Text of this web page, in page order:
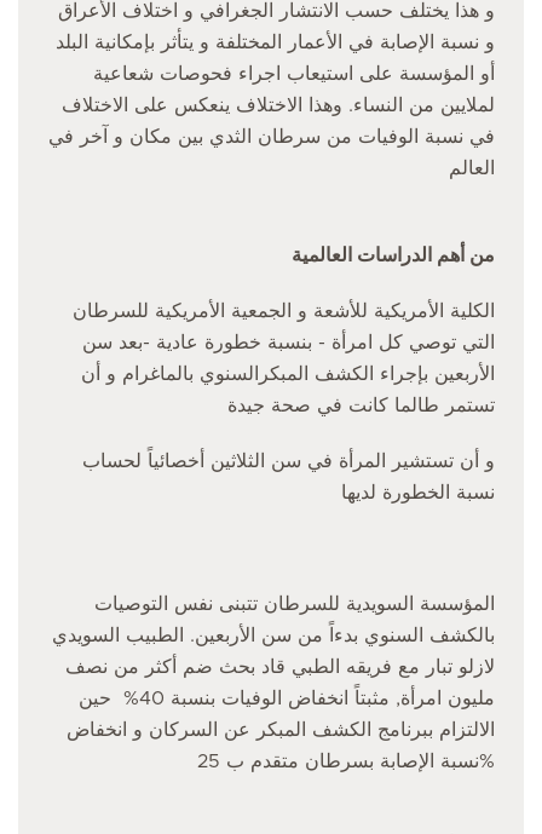
و هذا يختلف حسب الانتشار الجغرافي و اختلاف الأعراق
و نسبة الإصابة في الأعمار المختلفة و يتأثر بإمكانية البلد
أو المؤسسة على استيعاب اجراء فحوصات شعاعية
لملايين من النساء. وهذا الاختلاف ينعكس على الاختلاف
في نسبة الوفيات من سرطان الثدي بين مكان و آخر في
العالم
من أهم الدراسات العالمية
الكلية الأمريكية للأشعة و الجمعية الأمريكية للسرطان
التي توصي كل امرأة - بنسبة خطورة عادية -بعد سن
الأربعين بإجراء الكشف المبكرالسنوي بالماغرام و أن
تستمر طالما كانت في صحة جيدة
و أن تستشير المرأة في سن الثلاثين أخصائياً لحساب
نسبة الخطورة لديها
المؤسسة السويدية للسرطان تتبنى نفس التوصيات
بالكشف السنوي بدءاً من سن الأربعين. الطبيب السويدي
لازلو تبار مع فريقه الطبي قاد بحث ضم أكثر من نصف
مليون امرأة, مثبتاً انخفاض الوفيات بنسبة 40% حين
الالتزام ببرنامج الكشف المبكر عن السركان و انخفاض
نسبة الإصابة بسرطان متقدم ب 25%